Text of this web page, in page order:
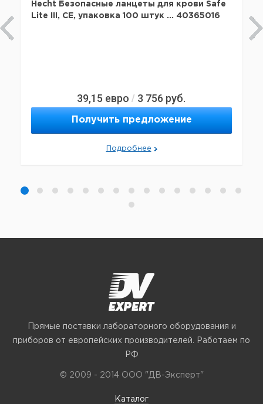
Hecht Безопасные ланцеты для крови Safe
Lite III, CE, упаковка 100 штук ... 40365016
39,15 евро / 3 756 руб.
Получить предложение
Подробнее
Прямые поставки лабораторного оборудования и
приборов от европейских производителей. Работаем по
РФ
© 2009 - 2014 ООО "ДВ-Эксперт"
Каталог